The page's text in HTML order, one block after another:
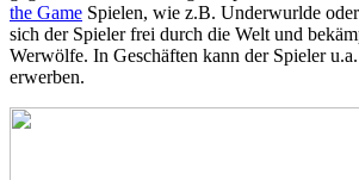
the Game Spielen, wie z.B. Underwurlde
sich der Spieler frei durch die Welt und
Werwölfe. In Geschäften kann der Spieler
erwerben.